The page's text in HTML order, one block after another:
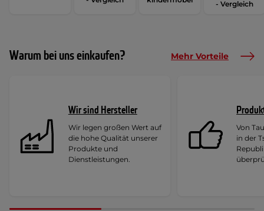
- Vergleich
Warum bei uns einkaufen? Mehr Vorteile
Wir sind Hersteller
Wir legen großen Wert auf
die hohe Qualität unserer
Produkte und
Dienstleistungen.
Von
in der